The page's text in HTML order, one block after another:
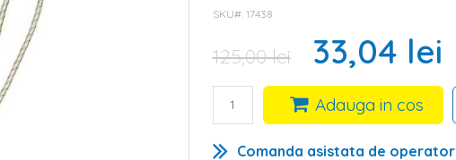
SKU# 17438
125,00 lei 33,04 lei
Adauga in cos
Comanda asistata de operator